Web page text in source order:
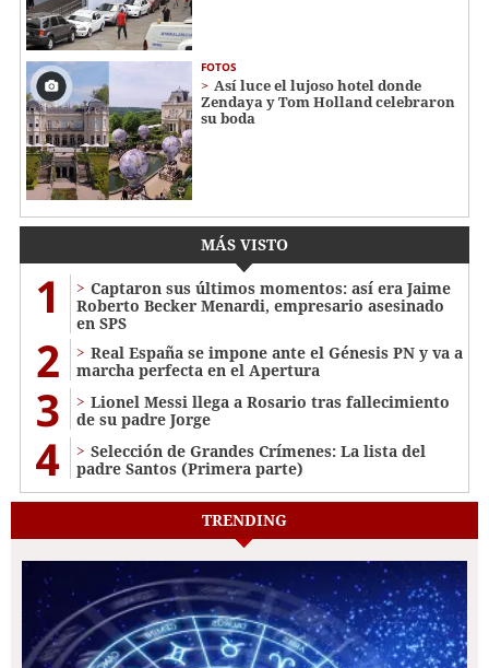
FOTOS
Así luce el lujoso hotel donde
Zendaya y Tom Holland celebraron
su boda
MÁS VISTO
1
Captaron sus últimos momentos: así era Jaime
Roberto Becker Menardi​​​, empresario asesinado
en SPS
2
Real España se impone ante el Génesis PN y va a
marcha perfecta en el Apertura
3
Lionel Messi llega a Rosario tras fallecimiento
de su padre Jorge
4
Selección de Grandes Crímenes: La lista del
padre Santos (Primera parte)
TRENDING